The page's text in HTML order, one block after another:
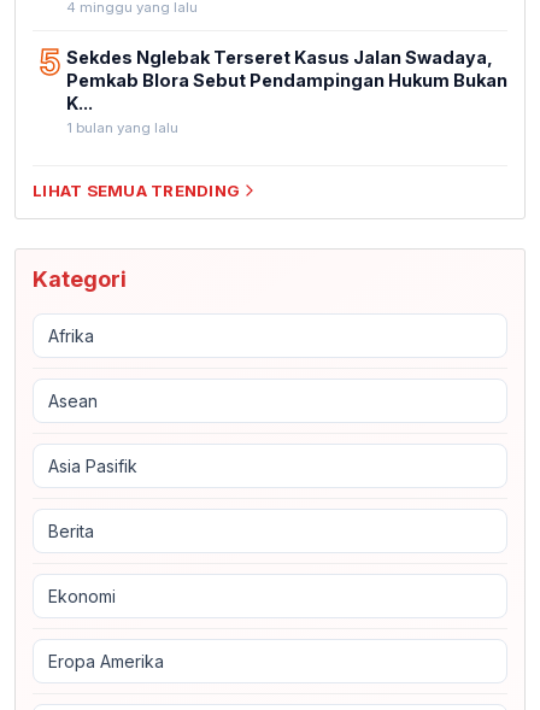
4 minggu yang lalu
5 Sekdes Nglebak Terseret Kasus Jalan Swadaya,
Pemkab Blora Sebut Pendampingan Hukum Bukan
K...
1 bulan yang lalu
LIHAT SEMUA TRENDING
Kategori
Afrika
Asean
Asia Pasifik
Berita
Ekonomi
Eropa Amerika